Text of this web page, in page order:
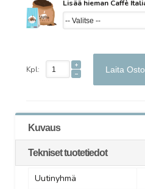
Lisää hieman Caffè
Kpl: Laita
Kuvaus
Tekniset tuotetiedot
Uutinyhmä